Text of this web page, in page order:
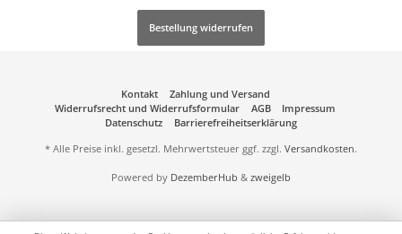
Bestellung widerrufen
Kontakt
Zahlung und Versand
Widerrufsrecht und Widerrufsformular
AGB
Impressum
Datenschutz
Barrierefreiheitserklärung
* Alle Preise inkl. gesetzl. Mehrwertsteuer ggf. zzgl. Versandkosten.
Powered by DezemberHub & zweigelb